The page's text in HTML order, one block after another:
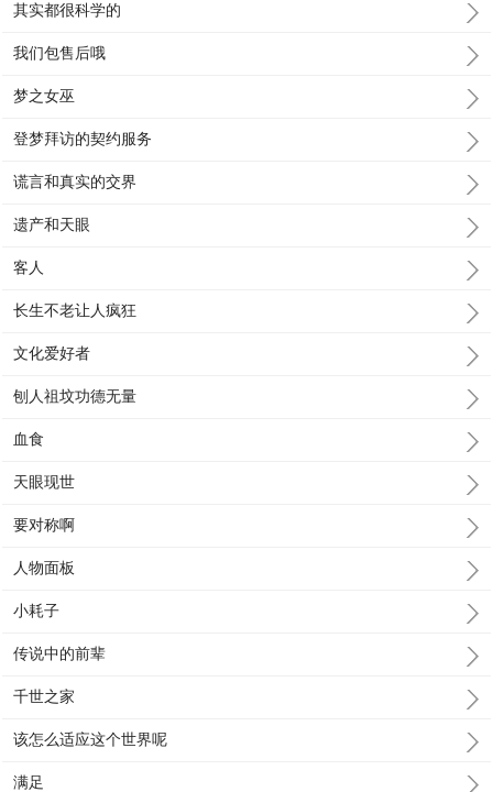
其实都很科学的
我们包售后哦
梦之女巫
登梦拜访的契约服务
谎言和真实的交界
遗产和天眼
客人
长生不老让人疯狂
文化爱好者
刨人祖坟功德无量
血食
天眼现世
要对称啊
人物面板
小耗子
传说中的前辈
千世之家
该怎么适应这个世界呢
满足